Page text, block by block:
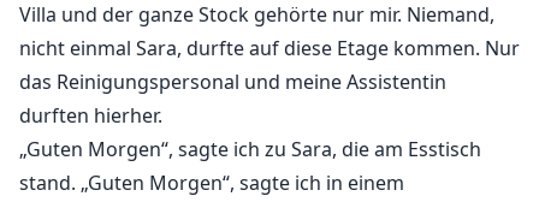
Villa und der ganze Stock gehörte nur mir. Niemand,
nicht einmal Sara, durfte auf diese Etage kommen. Nur
das Reinigungspersonal und meine Assistentin
durften hierher.
„Guten Morgen“, sagte ich zu Sara, die am Esstisch
stand. „Guten Morgen“, sagte ich in einem